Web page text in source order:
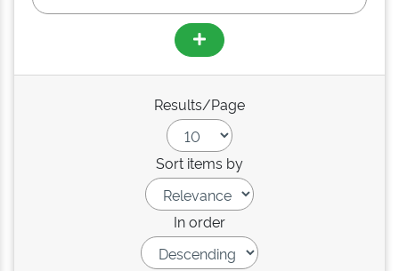
Results/Page
Sort items by
In order